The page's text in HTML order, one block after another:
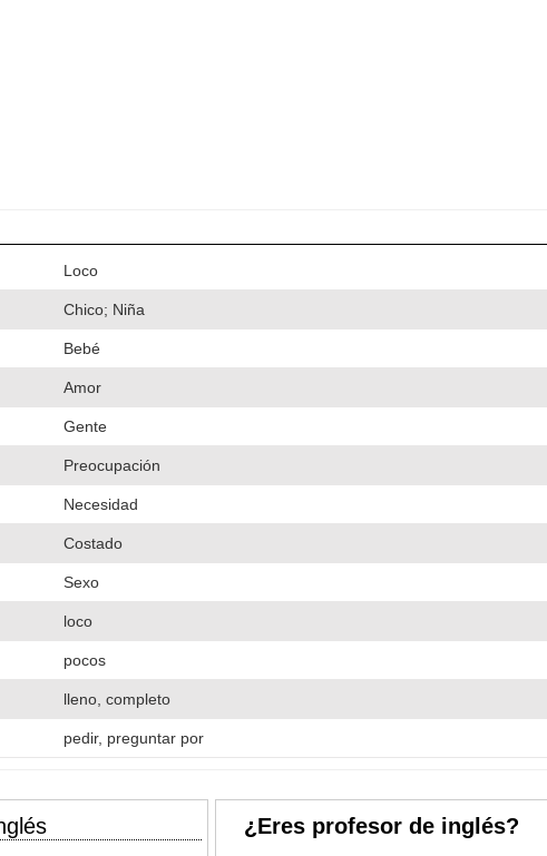
Loco
Chico; Niña
Bebé
Amor
Gente
Preocupación
Necesidad
Costado
Sexo
loco
pocos
lleno, completo
pedir, preguntar por
¿Eres profesor de inglés?